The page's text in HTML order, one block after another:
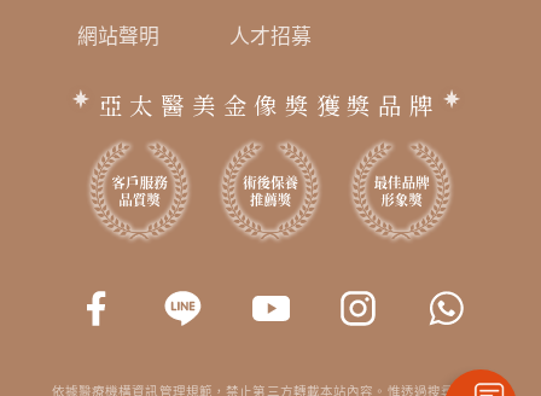
網站聲明 人才招募
亞太醫美金像獎獲獎品牌
依據醫療機構資訊管理規範，禁止第三方轉載本站內容。惟透過搜尋